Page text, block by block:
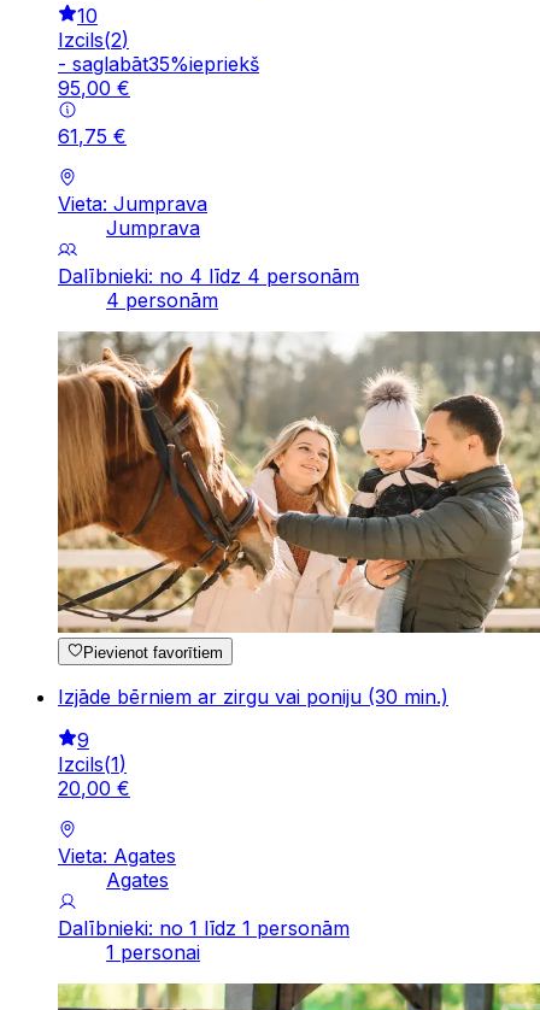
10
Izcils(2)
- saglabāt35%iepriekš
95,00 €
61,75 €
Vieta: Jumprava
Jumprava
Dalībnieki: no 4 līdz 4 personām
4 personām
Pievienot favorītiem
Izjāde bērniem ar zirgu vai poniju (30 min.)
9
Izcils(1)
20,00 €
Vieta: Agates
Agates
Dalībnieki: no 1 līdz 1 personām
1 personai